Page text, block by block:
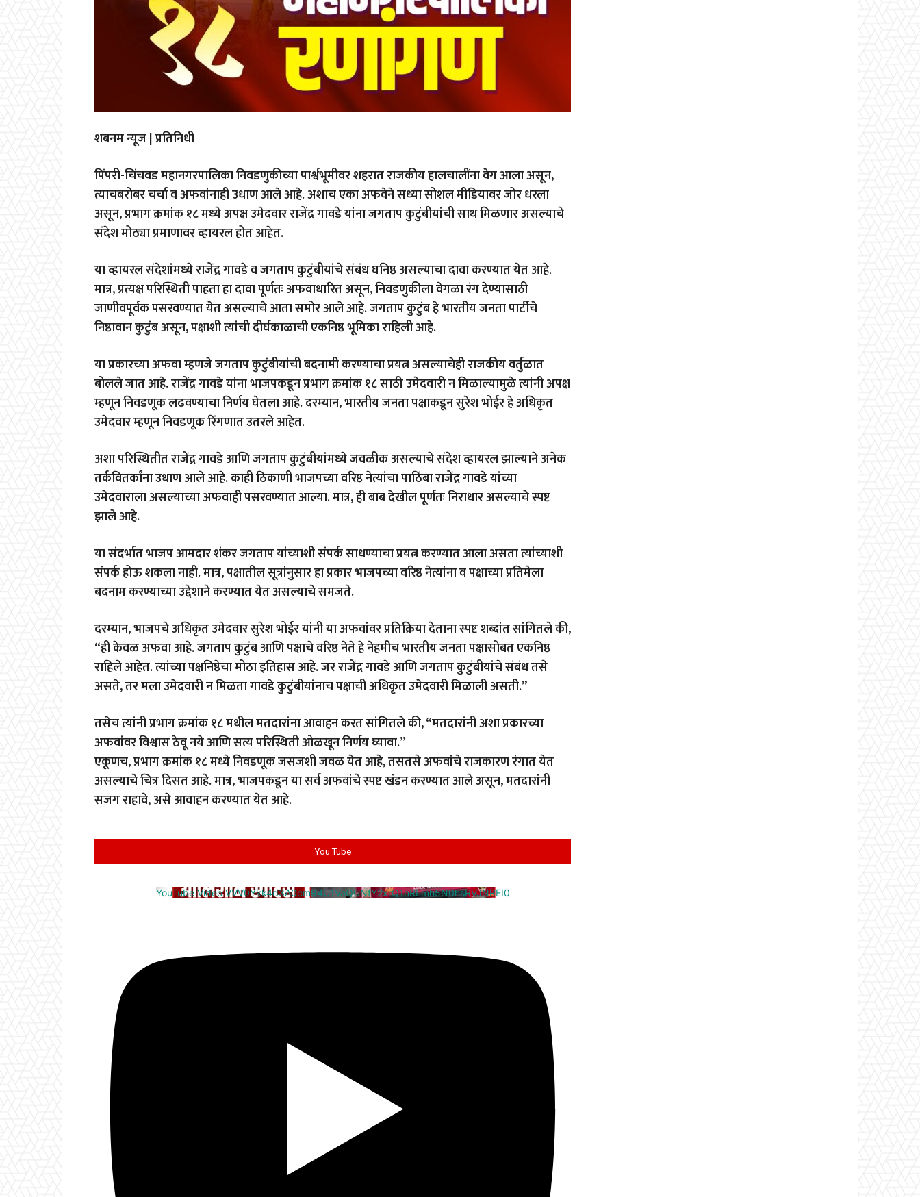
शबनम न्यूज | प्रतिनिधी
पिंपरी-चिंचवड महानगरपालिका निवडणुकीच्या पार्श्वभूमीवर शहरात राजकीय हालचालींना वेग आला असून,
त्याचबरोबर चर्चा व अफवांनाही उधाण आले आहे. अशाच एका अफवेने सध्या सोशल मीडियावर जोर धरला
असून, प्रभाग क्रमांक १८ मध्ये अपक्ष उमेदवार राजेंद्र गावडे यांना जगताप कुटुंबीयांची साथ मिळणार असल्याचे
संदेश मोठ्या प्रमाणावर व्हायरल होत आहेत.
या व्हायरल संदेशांमध्ये राजेंद्र गावडे व जगताप कुटुंबीयांचे संबंध घनिष्ठ असल्याचा दावा करण्यात येत आहे.
मात्र, प्रत्यक्ष परिस्थिती पाहता हा दावा पूर्णतः अफवाधारित असून, निवडणुकीला वेगळा रंग देण्यासाठी
जाणीवपूर्वक पसरवण्यात येत असल्याचे आता समोर आले आहे. जगताप कुटुंब हे भारतीय जनता पार्टीचे
निष्ठावान कुटुंब असून, पक्षाशी त्यांची दीर्घकाळाची एकनिष्ठ भूमिका राहिली आहे.
या प्रकारच्या अफवा म्हणजे जगताप कुटुंबीयांची बदनामी करण्याचा प्रयत्न असल्याचेही राजकीय वर्तुळात
बोलले जात आहे. राजेंद्र गावडे यांना भाजपकडून प्रभाग क्रमांक १८ साठी उमेदवारी न मिळाल्यामुळे त्यांनी अपक्ष
म्हणून निवडणूक लढवण्याचा निर्णय घेतला आहे. दरम्यान, भारतीय जनता पक्षाकडून सुरेश भोईर हे अधिकृत
उमेदवार म्हणून निवडणूक रिंगणात उतरले आहेत.
अशा परिस्थितीत राजेंद्र गावडे आणि जगताप कुटुंबीयांमध्ये जवळीक असल्याचे संदेश व्हायरल झाल्याने अनेक
तर्कवितर्कांना उधाण आले आहे. काही ठिकाणी भाजपच्या वरिष्ठ नेत्यांचा पाठिंबा राजेंद्र गावडे यांच्या
उमेदवाराला असल्याच्या अफवाही पसरवण्यात आल्या. मात्र, ही बाब देखील पूर्णतः निराधार असल्याचे स्पष्ट
झाले आहे.
या संदर्भात भाजप आमदार शंकर जगताप यांच्याशी संपर्क साधण्याचा प्रयत्न करण्यात आला असता त्यांच्याशी
संपर्क होऊ शकला नाही. मात्र, पक्षातील सूत्रांनुसार हा प्रकार भाजपच्या वरिष्ठ नेत्यांना व पक्षाच्या प्रतिमेला
बदनाम करण्याच्या उद्देशाने करण्यात येत असल्याचे समजते.
दरम्यान, भाजपचे अधिकृत उमेदवार सुरेश भोईर यांनी या अफवांवर प्रतिक्रिया देताना स्पष्ट शब्दांत सांगितले की,
“ही केवळ अफवा आहे. जगताप कुटुंब आणि पक्षाचे वरिष्ठ नेते हे नेहमीच भारतीय जनता पक्षासोबत एकनिष्ठ
राहिले आहेत. त्यांच्या पक्षनिष्ठेचा मोठा इतिहास आहे. जर राजेंद्र गावडे आणि जगताप कुटुंबीयांचे संबंध तसे
असते, तर मला उमेदवारी न मिळता गावडे कुटुंबीयांनाच पक्षाची अधिकृत उमेदवारी मिळाली असती.”
तसेच त्यांनी प्रभाग क्रमांक १८ मधील मतदारांना आवाहन करत सांगितले की, “मतदारांनी अशा प्रकारच्या
अफवांवर विश्वास ठेवू नये आणि सत्य परिस्थिती ओळखून निर्णय घ्यावा.”
एकूणच, प्रभाग क्रमांक १८ मध्ये निवडणूक जसजशी जवळ येत आहे, तसतसे अफवांचे राजकारण रंगात येत
असल्याचे चित्र दिसत आहे. मात्र, भाजपकडून या सर्व अफवांचे स्पष्ट खंडन करण्यात आले असून, मतदारांनी
सजग राहावे, असे आवाहन करण्यात येत आहे.
You Tube
YouTube Video VVV0Ykk4d3A0cm94U1VaQUNfY2xrQ1hRLmh5N0hsRVJNREI0